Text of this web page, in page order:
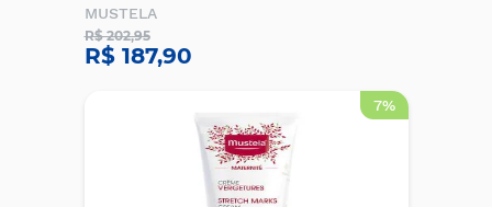
MUSTELA
R$ 202,95
R$ 187,90
7%